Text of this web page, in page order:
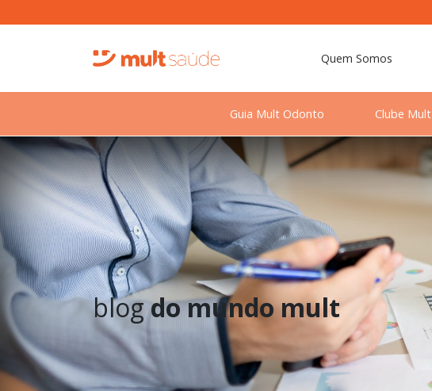
Quem Somos
Guia Mult Odonto Clube Mult
blogdo mundo mult